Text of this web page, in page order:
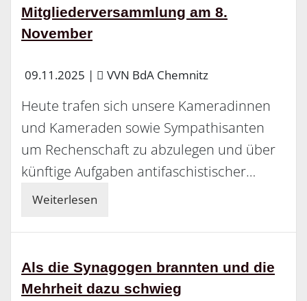
Mitgliederversammlung am 8.
November
09.11.2025 | VVN BdA Chemnitz
Heute trafen sich unsere Kameradinnen
und Kameraden sowie Sympathisanten
um Rechenschaft zu abzulegen und über
künftige Aufgaben antifaschistischer…
Weiterlesen
Als die Synagogen brannten und die
Mehrheit dazu schwieg